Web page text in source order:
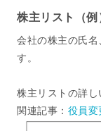
株主リスト（例
会社の株主の氏
す。
株主リストの詳
関連記事： 役員変